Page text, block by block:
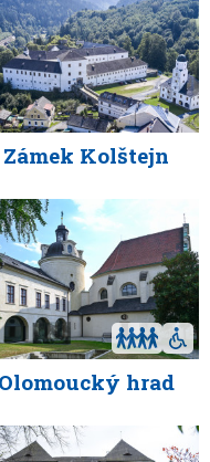
Zámek Kolštejn
Olomoucký hrad